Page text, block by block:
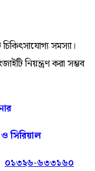
সমস্যা।
নিয়ন্ত্রণ করা সম্ভব
সিরিয়াল
০১৩২৬-৬৩৩১৬০